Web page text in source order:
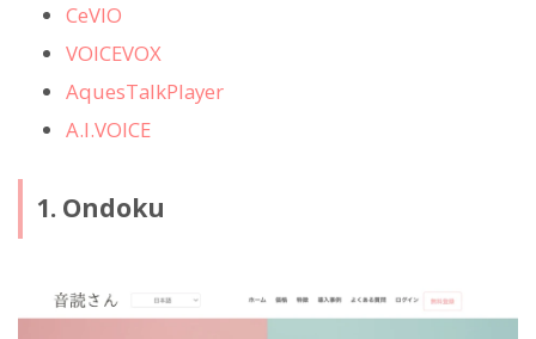
CeVIO
VOICEVOX
AquesTalkPlayer
A.I.VOICE
1. Ondoku